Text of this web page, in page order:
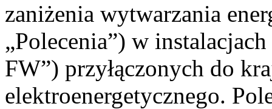
zaniżenia wytwarzania
„Polecenia”) w
FW”) przyłączonych do
elektroenergetycznego.